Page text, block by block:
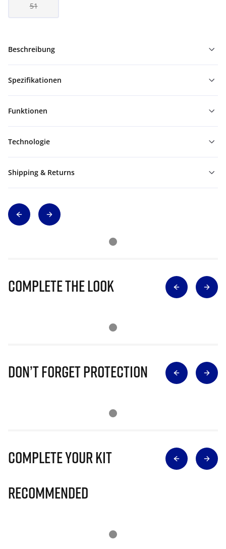
51
Beschreibung
Spezifikationen
Funktionen
Technologie
Shipping & Returns
Complete The Look
Don’t Forget Protection
Complete Your Kit
Recommended